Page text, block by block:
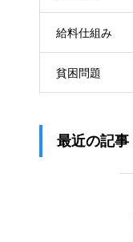
給料仕組み
貧困問題
最近の記事